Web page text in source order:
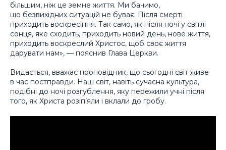
більшим, ніж це земне життя. Ми бачимо,
що безвихідних ситуацій не буває. Після смерті
приходить воскресіння. Так само, як після ночі у світлі
сонця, яке сходить, приходить новий день, нове життя,
приходить воскреслий Христос, щоб своє життя
дарувати нам», — пояснив Глава Церкви.
Видається, вважає проповідник, що сьогодні світ живе
в час постправди. Наш світ, навіть сучасна культура,
подібні до ночі розгублення, яку пережили учні після
того, як Христа розіп’яли і вклали до гробу.